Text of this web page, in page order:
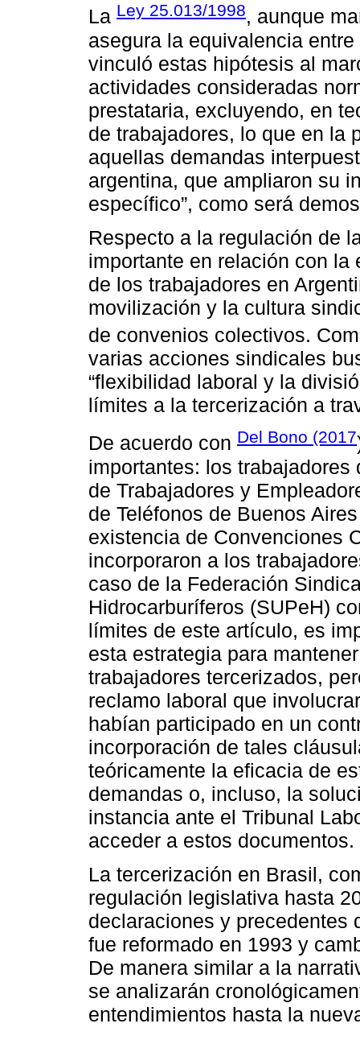
La Ley 25.013/1998, aunque
asegura la equivalencia
vinculó estas hipótesis al
actividades consideradas
prestataria, excluyendo, en
de trabajadores, lo que en la
aquellas demandas
argentina, que ampliaron su
específico”, como será
Respecto a la regulación de
importante en relación con
de los trabajadores en
movilización y la cultura
de convenios colectivos.
varias acciones sindicales
“flexibilidad laboral y la
límites a la tercerización a
De acuerdo con Del Bono (2017
importantes: los
de Trabajadores y
de Teléfonos de Buenos
existencia de Convenciones
incorporaron a los
caso de la Federación
Hidrocarburíferos (SUPeH)
límites de este artículo, es
esta estrategia para
trabajadores tercerizados,
reclamo laboral que
habían participado en un
incorporación de tales
teóricamente la eficacia de
demandas o, incluso, la
instancia ante el Tribunal
acceder a estos documentos.
La tercerización en Brasil,
regulación legislativa hasta
declaraciones y precedentes
fue reformado en 1993 y
De manera similar a la
se analizarán
entendimientos hasta la